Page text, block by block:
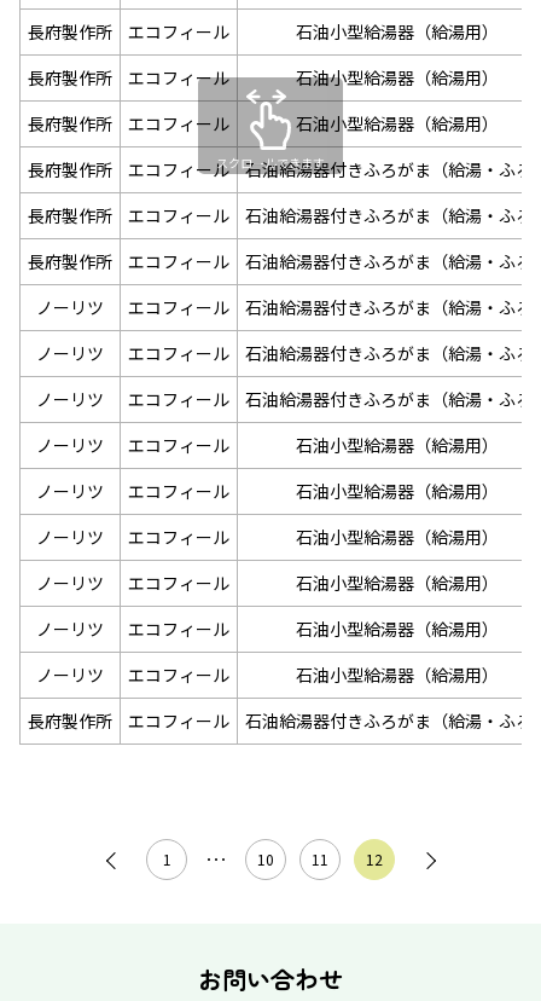
長府製作所
エコフィール
石油小型給湯器（給湯用）
長府製作所
エコフィール
石油小型給湯器（給湯用）
長府製作所
エコフィール
石油小型給湯器（給湯用）
長府製作所
エコフィール
石油給湯器付きふろがま（給湯・ふろ
長府製作所
エコフィール
石油給湯器付きふろがま（給湯・ふろ
長府製作所
エコフィール
石油給湯器付きふろがま（給湯・ふろ
ノーリツ
エコフィール
石油給湯器付きふろがま（給湯・ふろ
ノーリツ
エコフィール
石油給湯器付きふろがま（給湯・ふろ
ノーリツ
エコフィール
石油給湯器付きふろがま（給湯・ふろ
ノーリツ
エコフィール
石油小型給湯器（給湯用）
ノーリツ
エコフィール
石油小型給湯器（給湯用）
ノーリツ
エコフィール
石油小型給湯器（給湯用）
ノーリツ
エコフィール
石油小型給湯器（給湯用）
ノーリツ
エコフィール
石油小型給湯器（給湯用）
ノーリツ
エコフィール
石油小型給湯器（給湯用）
長府製作所
エコフィール 石油給湯器付きふろがま（給湯・ふろ
スクロールできます
1 ･･･ 10 11 12
お問い合わせ